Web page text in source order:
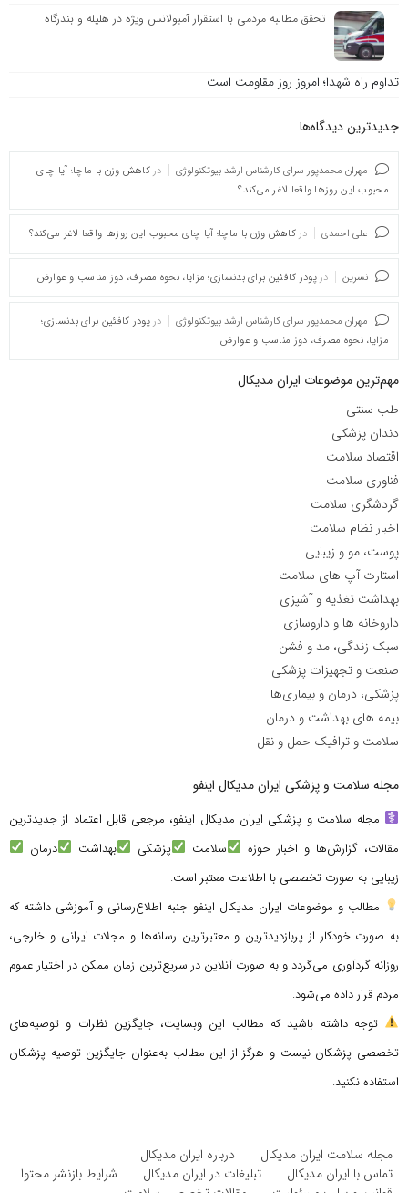
تحقق مطالبه مردمی با استقرار آمبولانس ویژه در هلیله و بندرگاه
تداوم راه شهدا؛ امروز روز مقاومت است
جدیدترین دیدگاه‌‌ها
مهران محمدپور سرای کارشناس ارشد بیوتکنولوژی در کاهش وزن با ماچا؛ آیا چای
محبوب این روزها واقعا لاغر می‌کند؟
علی احمدی در کاهش وزن با ماچا؛ آیا چای محبوب این روزها واقعا لاغر می‌کند؟
نسرین در پودر کافئین برای بدنسازی؛ مزایا، نحوه مصرف، دوز مناسب و عوارض
مهران محمدپور سرای کارشناس ارشد بیوتکنولوژی در پودر کافئین برای بدنسازی؛
مزایا، نحوه مصرف، دوز مناسب و عوارض
مهم‌ترین موضوعات ایران مدیکال
طب سنتی
دندان پزشکی
اقتصاد سلامت
فناوری سلامت
گردشگری سلامت
اخبار نظام سلامت
پوست، مو و زیبایی
استارت آپ های سلامت
بهداشت تغذیه و آشپزی
داروخانه ها و داروسازی
سبک زندگی، مد و فشن
صنعت و تجهیزات پزشکی
پزشکی، درمان و بیماری‌ها
بیمه های بهداشت و درمان
سلامت و ترافیک حمل و نقل
مجله سلامت و پزشکی ایران مدیکال اینفو
مجله سلامت و پزشکی ایران مدیکال اینفو، مرجعی قابل اعتماد از جدیدترین
مقالات، گزارش‌ها و اخبار حوزه
سلامت پزشکی بهداشت
درمان
زیبایی به صورت تخصصی با اطلاعات معتبر است.
مطالب و موضوعات ایران مدیکال اینفو جنبه اطلاع‌رسانی و آموزشی داشته که
به صورت خودکار از پربازدیدترین و معتبرترین رسانه‌ها و مجلات ایرانی و خارجی،
روزانه گردآوری می‌گردد و به صورت آنلاین در سریع‌ترین زمان ممکن در اختیار عموم
مردم قرار داده می‌شود.
توجه داشته باشید که مطالب این وبسایت، جایگزین نظرات و توصیه‌های
تخصصی پزشکان نیست و هرگز از این مطالب به‌عنوان جایگزین توصیه پزشکان
استفاده نکنید.
مجله سلامت ایران مدیکال
درباره ایران مدیکال
تماس با ایران مدیکال
تبلیغات در ایران مدیکال
شرایط بازنشر محتوا